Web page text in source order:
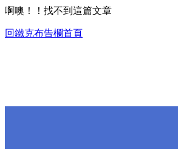
啊噢！！找不到這篇文章
回鐵克布告欄首頁